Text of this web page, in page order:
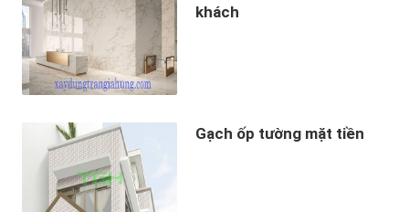
khách
Gạch ốp tường mặt tiền